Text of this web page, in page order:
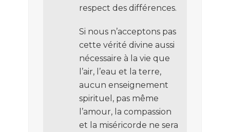
respect des différences.
Si nous n’acceptons pas
cette vérité divine aussi
nécessaire à la vie que
l’air, l’eau et la terre,
aucun enseignement
spirituel, pas même
l’amour, la compassion
et la miséricorde ne sera